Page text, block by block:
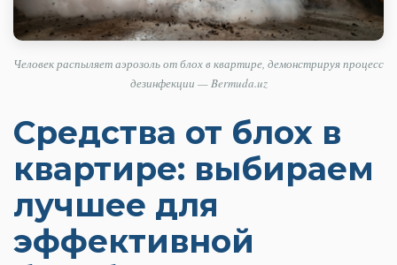
Человек распыляет аэрозоль от блох в квартире, демонстрируя процесс
дезинфекции — Bermuda.uz
Средства от блох в
квартире: выбираем
лучшее для
эффективной